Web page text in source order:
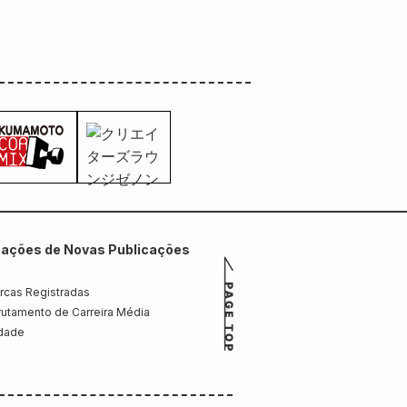
de Novas Publicações
Registradas
de Carreira Média